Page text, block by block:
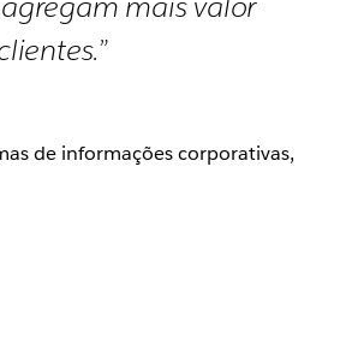
de informações corporativas,